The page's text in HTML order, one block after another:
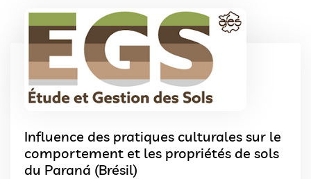
Influence des pratiques culturales sur le
comportement et les propriétés de sols
du Paraná (Brésil)